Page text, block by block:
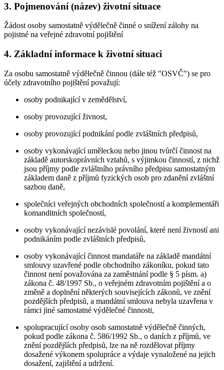
3. Pojmenování (název) životní situace
Žádost osoby samostatně výdělečně činné o snížení zálohy na
pojistné na veřejné zdravotní pojištění
4. Základní informace k životní situaci
Za osobu samostatně výdělečně činnou (dále též "OSVČ") se pro
účely zdravotního pojištění považují:
osoby podnikající v zemědělství,
osoby provozující živnost,
osoby provozující podnikání podle zvláštních předpisů,
osoby vykonávající uměleckou nebo jinou tvůrčí činnost na
základě autorskoprávních vztahů, s výjimkou činností, z nichž
jsou příjmy podle zvláštního právního předpisu samostatným
základem daně z příjmů fyzických osob pro zdanění zvláštní
sazbou daně,
společníci veřejných obchodních společností a komplementáři
komanditních společností,
osoby vykonávající nezávislé povolání, které není živností ani
podnikáním podle zvláštních předpisů,
osoby vykonávající činnost mandatáře na základě mandátní
smlouvy uzavřené podle obchodního zákoníku, pokud tato
činnost není považována za zaměstnání podle § 5 písm. a)
zákona č. 48/1997 Sb., o veřejném zdravotním pojištění a o
změně a doplnění některých souvisejících zákonů, ve znění
pozdějších předpisů, a mandátní smlouva nebyla uzavřena v
rámci jiné samostatné výdělečné činnosti,
spolupracující osoby osob samostatně výdělečně činných,
pokud podle zákona č. 586/1992 Sb., o daních z příjmů, ve
znění pozdějších předpisů, lze na ně rozdělovat příjmy
dosažené výkonem spolupráce a výdaje vynaložené na jejich
dosažení, zajištění a udržení.